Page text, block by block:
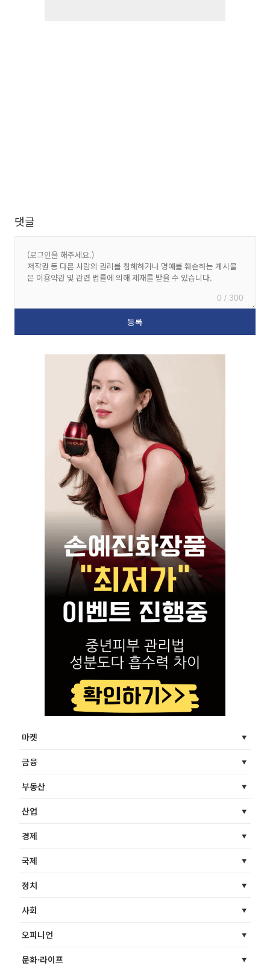
댓글
0 / 300
마켓
금융
부동산
산업
경제
국제
정치
사회
오피니언
문화·라이프